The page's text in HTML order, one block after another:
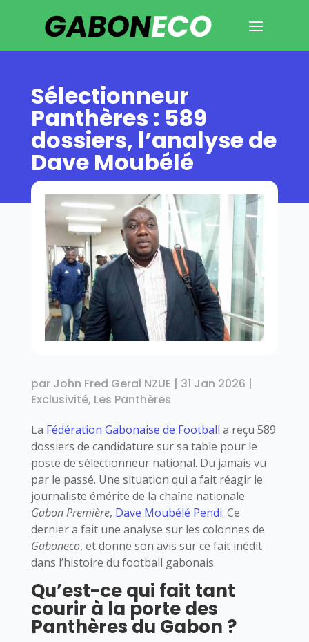
Sélectionneur
Panthères : 589
dossiers, l’analyse de
Dave Moubélé
par John Fred Geral NZUE | 31 Jan 2026 |
Exclusivité, Les Panthères
La Fédération Gabonaise de Football a reçu 589
dossiers de candidature sur sa table pour le
poste de sélectionneur national. Du jamais vu
par le passé. Une situation qui a fait réagir le
journaliste émérite de la chaîne nationale
Gabon Première, Dave Moubélé Pendi. Ce
dernier a fait une analyse sur les colonnes de
Gaboneco, et donne son avis sur ce fait inédit
dans l’histoire du football gabonais.
Qu’est-ce qui fait tant
courir à la porte des
Panthères du Gabon ?